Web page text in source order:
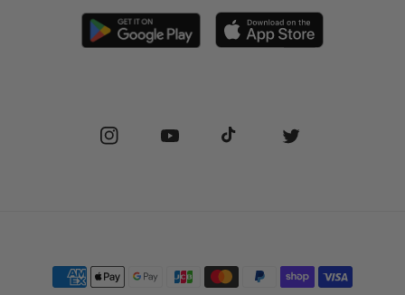
STOCKIST
SHIPPING
Instagram YouTube TikTok Twitter
Payment
methods